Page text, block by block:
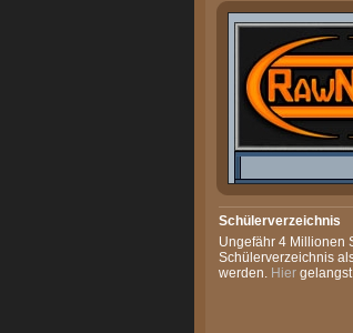
Schülerverzeichnis
Ungefähr 4 Millionen
Schülerverzeichnis
werden. Hier